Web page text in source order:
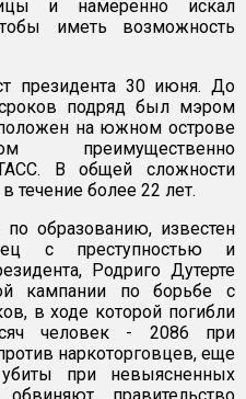
и намеренно искал
иметь возможность
президента 30 июня. До
подряд был мэром
на южном острове
преимущественно
В общей сложности
течение более 22 лет.
образованию, известен
с преступностью и
Родриго Дутерте
кампании по борьбе с
в ходе которой погибли
человек - 2086 при
наркоторговцев, еще
при невыясненных
обвиняют правительство